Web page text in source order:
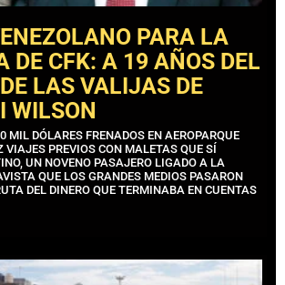
PARA LA
DE CFK: A 19 AÑOS DEL
LAS VALIJAS DE
WILSON
MIL DÓLARES FRENADOS EN AEROPARQUE
VIAJES PREVIOS CON MALETAS QUE SÍ
UN NOVENO PASAJERO LIGADO A LA
QUE LOS GRANDES MEDIOS PASARON
DEL DINERO QUE TERMINABA EN CUENTAS